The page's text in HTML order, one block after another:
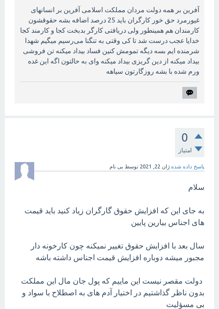
آفرین بر همه دولت مردان مملکت اسلامی آفرین بر انسانهای
غیورمرد حق خور کارگران باید 25 درصد اضافه بشه حقوقشون
کارمندان هم همینطور ولی دریافتی کارگر بدبخت کجا و کارمند کجا
خدایا عجب درست شد تا کی وقتی به تنگنا می‌رسیم میگیم شهدا
شرمنده ایم بسه دیگه تمومش کنین فساد بیداد میکنه تن فروشی
بیداد میکنه از دین گریزی بیداد میکنه وای به حالتون اگه این غده
ورم شده با بشه روزگارتون سیاهه
0
امتیاز
پاسخ داده شده ژان 22, 2021 توسط بی نام
سلام
به جای این که افزایش حقوق گارگران زیاد کنید باید قیمت
های اجناس بیارین پایین
سال بعد با افزایش حقوق تغییر نمیکنه چون کارخونه دار
مجبور میشه دوباره افزایش قیمت اجناس داشته باشه
دولت مقصر نیست این ماییم که پول جان مال این مملکت
بدون ناظر گذاشتیم در اختیار آدم های به اصطلاح با سواد و
بی مسؤلیت